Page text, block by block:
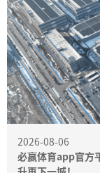
2026-08-06
必赢体育app官方